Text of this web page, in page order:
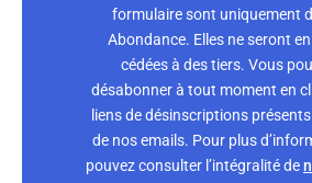
formulaire sont uniquement
Abondance. Elles ne seront
cédées à des tiers. Vous
désabonner à tout moment en
liens de désinscriptions
de nos emails. Pour plus
pouvez consulter l’intégralité de